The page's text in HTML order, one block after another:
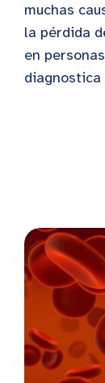
muchas
la pérdida
en
diagnostica